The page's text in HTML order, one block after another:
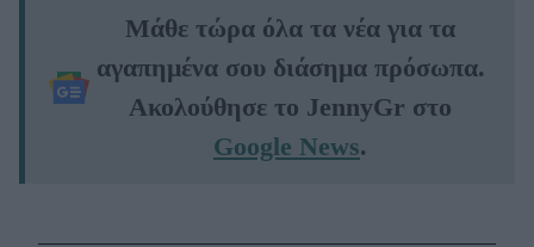
Μάθε τώρα όλα τα νέα για τα
αγαπημένα σου διάσημα πρόσωπα.
Ακολούθησε το JennyGr στο
Google News.